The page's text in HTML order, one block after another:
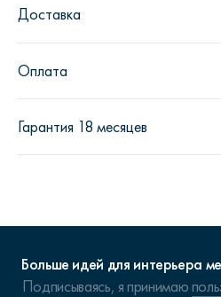
Доставка
Оплата
Гарантия 18 месяцев
Больше идей для интерьера
Подписываясь, я принимаю